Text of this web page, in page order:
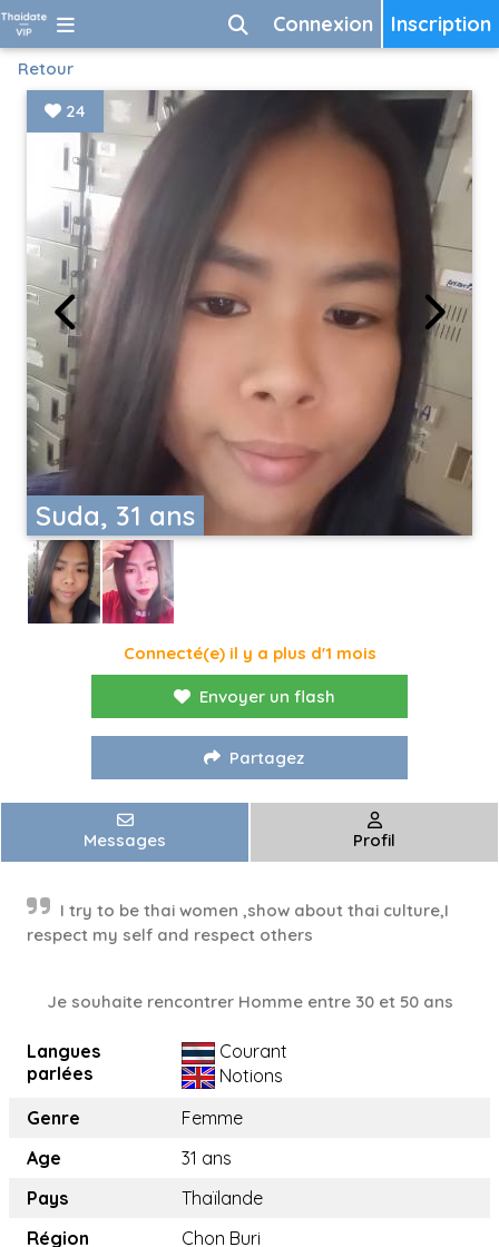
Inscription
Connexion
Retour
Suda, 31 ans
24
Connecté(e) il y a plus d'1 mois
Envoyer un flash
Partagez
Messages Profil
I try to be thai women ,show about thai culture,I
respect my self and respect others
Je souhaite rencontrer Homme entre 30 et 50 ans
Langues
parlées
Courant
Notions
Genre
Femme
Age
31 ans
Pays
Thaïlande
Région
Chon Buri